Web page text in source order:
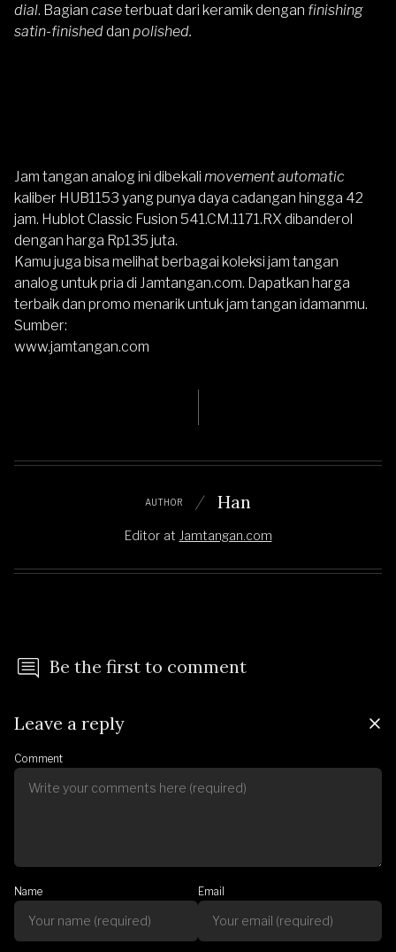
dial. Bagian caseterbuat dari keramik dengan finishing
satin-finisheddan polished.
Jam tangan analog ini dibekali movementautomatic
kaliber HUB1153 yang punya daya cadangan hingga 42
jam. Hublot Classic Fusion 541.CM.1171.RX dibanderol
dengan harga Rp135 juta.
Kamu juga bisa melihat berbagai koleksi jam tangan
analog untuk pria di Jamtangan.com. Dapatkan harga
terbaik dan promo menarik untuk jam tangan idamanmu.
Sumber:
www.jamtangan.com
AUTHOR Han
Editor at Jamtangan.com
Be the first to comment
Leave a reply
Comment
Name Email